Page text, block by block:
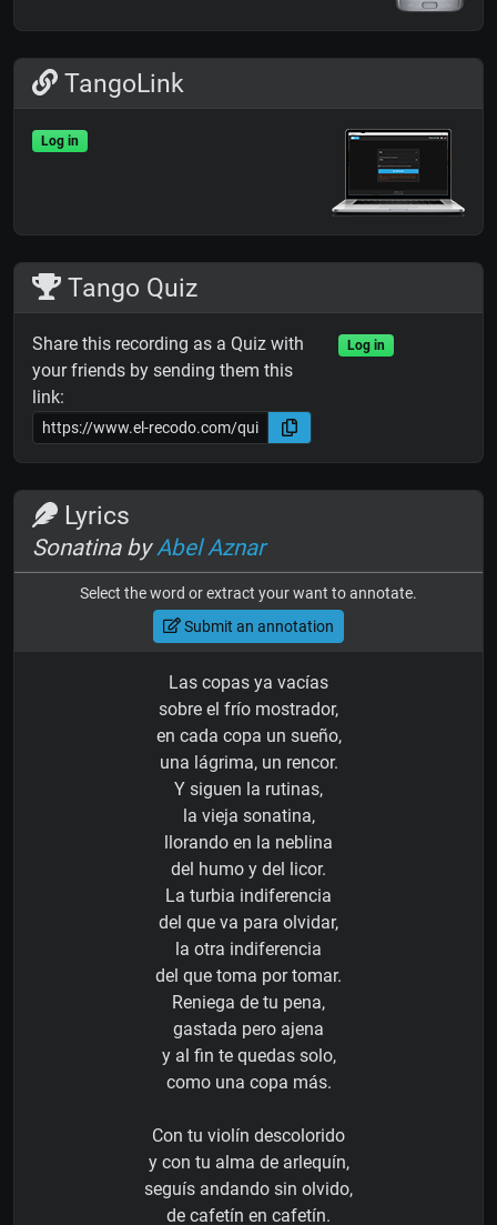
TangoLink
Log in
Tango Quiz
Share this recording as a Quiz with
your friends by sending them this
link:
Log in
Lyrics
Sonatina byAbel Aznar
Select the word or extract your want to annotate.
Submit an annotation
Las copas ya vacías
sobre el frío mostrador,
en cada copa un sueño,
una lágrima, un rencor.
Y siguen la rutinas,
la vieja sonatina,
llorando en la neblina
del humo y del licor.
La turbia indiferencia
del que va para olvidar,
la otra indiferencia
del que toma por tomar.
Reniega de tu pena,
gastada pero ajena
y al fin te quedas solo,
como una copa más.
Con tu violín descolorido
y con tu alma de arlequín,
seguís andando sin olvido,
de cafetín en cafetín.